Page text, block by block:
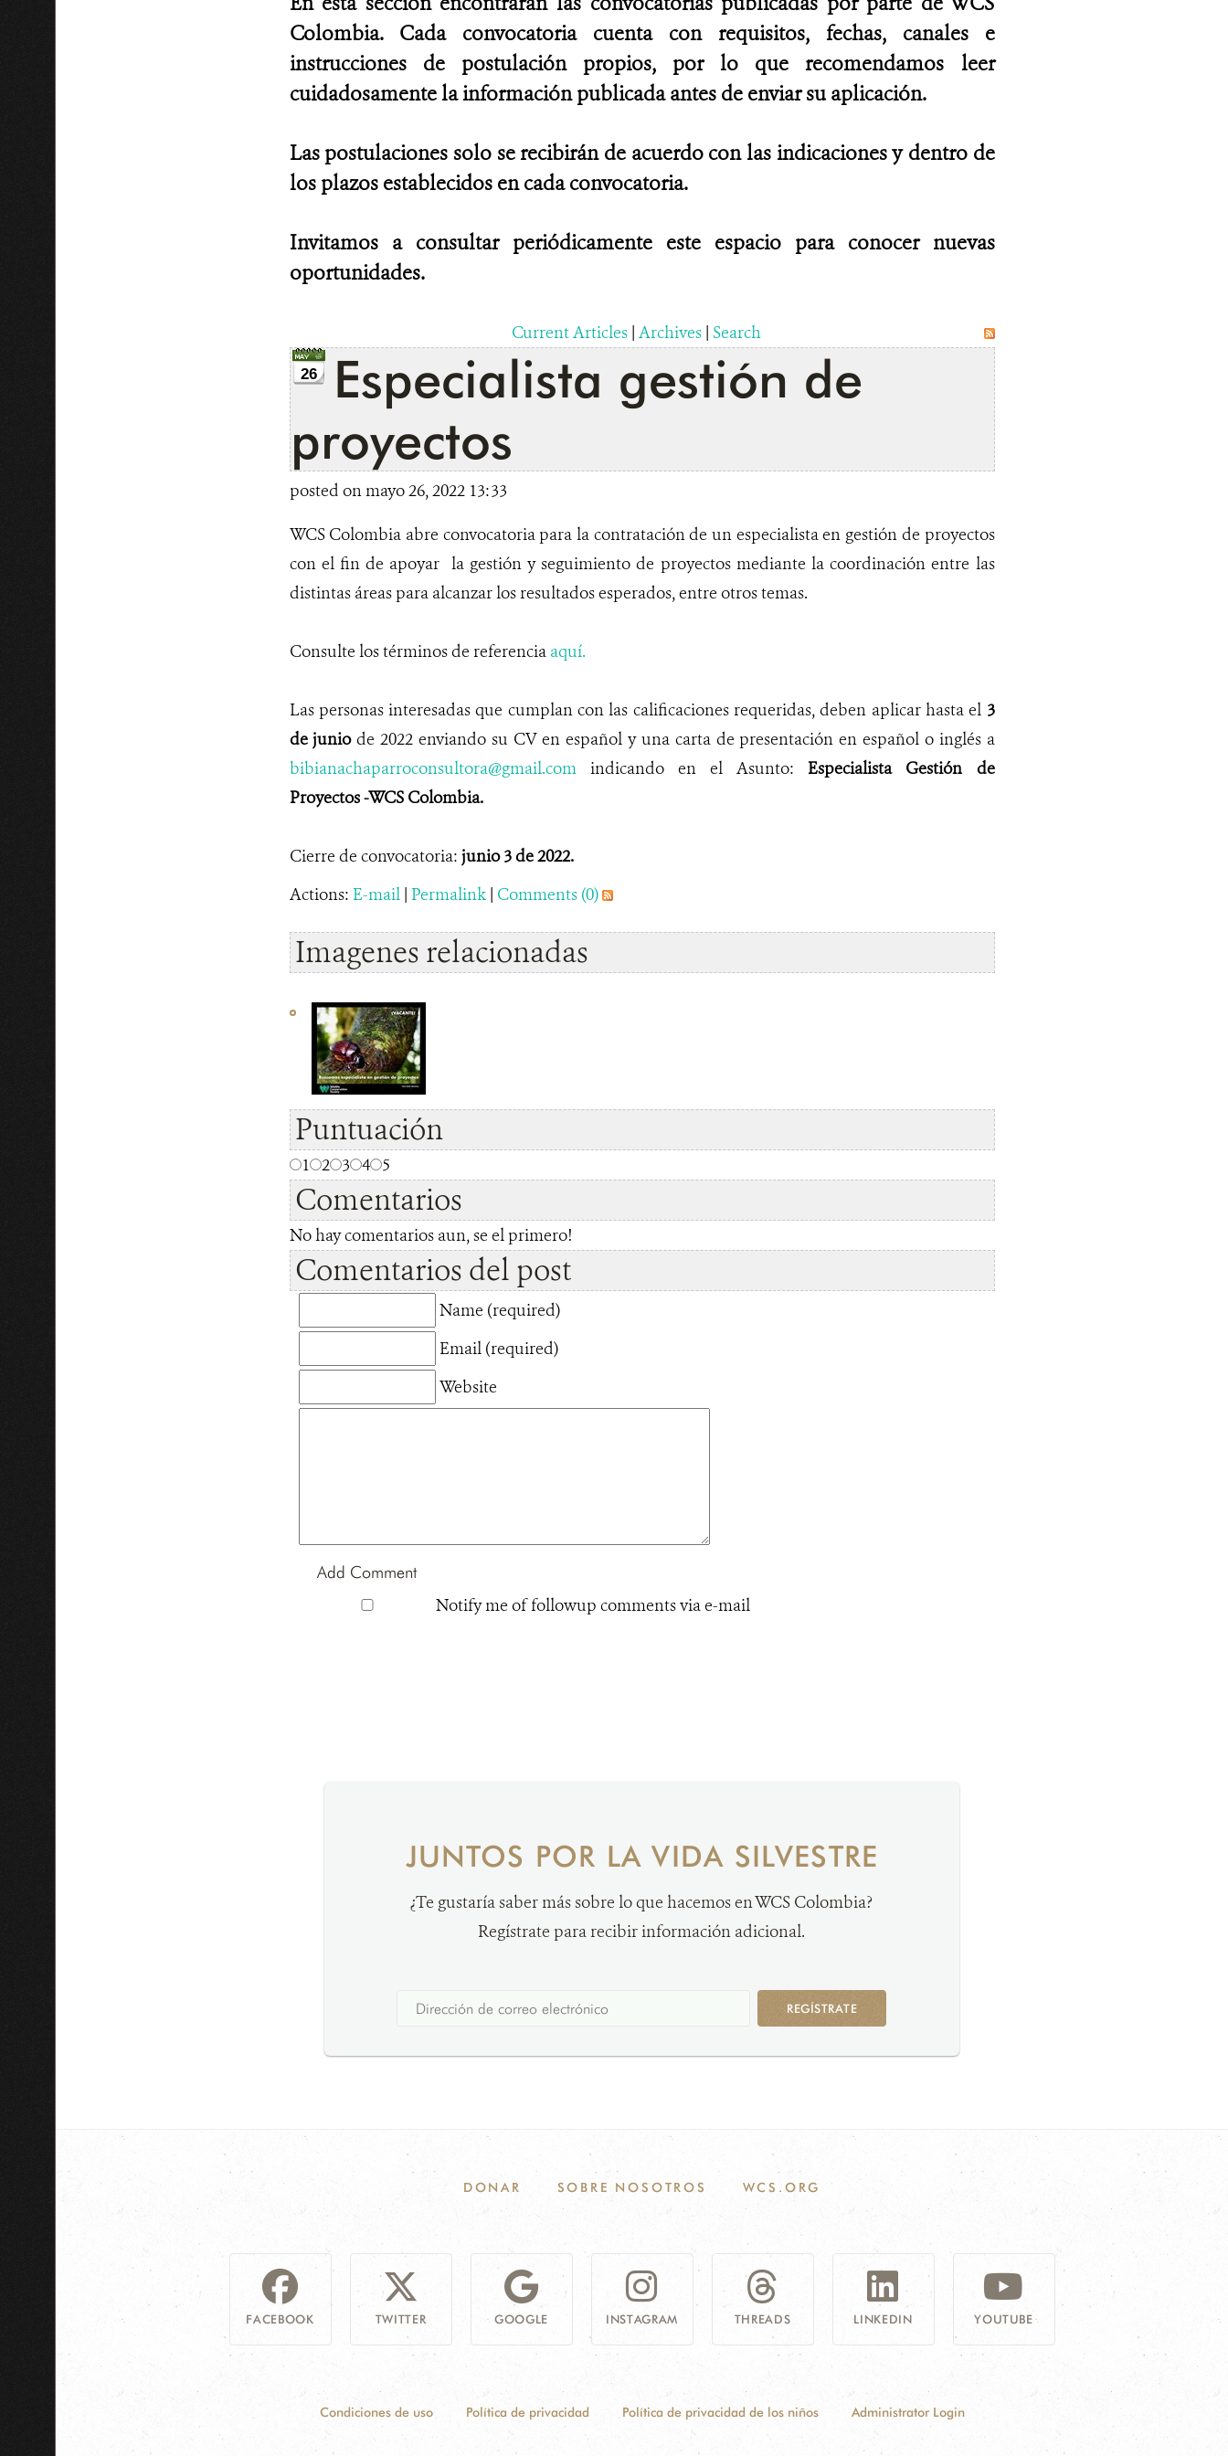
Colombia. Cada convocatoria cuenta con requisitos, fechas, canales e
instrucciones de postulación propios, por lo que recomendamos leer
cuidadosamente la información publicada antes de enviar su aplicación.
Las postulaciones solo se recibirán de acuerdo con las indicaciones y dentro de
los plazos establecidos en cada convocatoria.
Invitamos a consultar periódicamente este espacio para conocer nuevas
oportunidades.
Current Articles | Archives | Search
26
Especialista gestión de
proyectos
posted on mayo 26, 2022 13:33
WCS Colombia abre convocatoria para la contratación de un especialista en gestión de proyectos
con el fin de apoyar la gestión y seguimiento de proyectos mediante la coordinación entre las
distintas áreas para alcanzar los resultados esperados, entre otros temas.
Consulte los términos de referenciaaquí.
Las personas interesadas que cumplan con las calificaciones requeridas, deben aplicar hasta el 3
de juniode 2022 enviando su CV en español y una carta de presentación en español o inglés a
bibianachaparroconsultora@gmail.comindicando en el Asunto:Especialista Gestión de
Proyectos -WCS Colombia.
Cierre de convocatoria: junio 3 de 2022.
Actions: E-mail| Permalink| Comments (0)
Imagenes relacionadas
Puntuación
1 2 3 4 5
Comentarios
No hay comentarios aun, se el primero!
Comentarios del post
Name (required)
Email (required)
Website
Notify me of followup comments via e-mail
JUNTOS POR LA VIDA SILVESTRE
¿Te gustaría saber más sobre lo que hacemos en WCS Colombia?
Regístrate para recibir información adicional.
REGÍSTRATE
DONAR SOBRE NOSOTROS WCS.ORG
FACEBOOK TWITTER GOOGLE INSTAGRAM THREADS LINKEDIN YOUTUBE
Condiciones de uso Política de privacidad Política de privacidad de los niños Administrator Login